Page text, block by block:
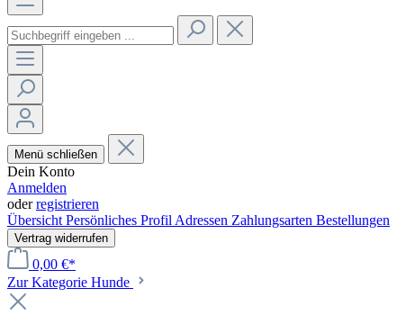
Menü schließen
Dein Konto
Anmelden
oderregistrieren
ÜbersichtPersönliches ProfilAdressen Zahlungsarten Bestellungen
Vertrag widerrufen
0,00 €*
Zur Kategorie Hunde